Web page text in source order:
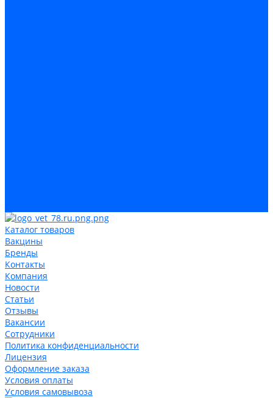
Каталог товаров
Вакцины
Бренды
Контакты
Компания
Новости
Статьи
Отзывы
Вакансии
Сотрудники
Политика конфиденциальности
Лицензия
Оформление заказа
Условия оплаты
Условия самовывоза